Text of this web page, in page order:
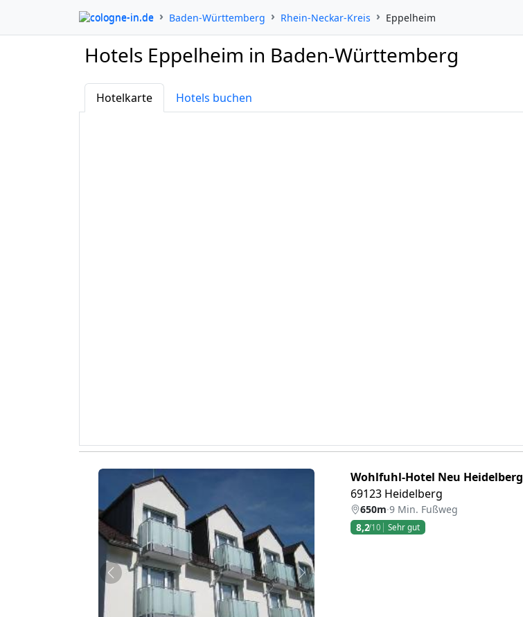
cologne-in.de Baden-Württemberg Rhein-Neckar-Kreis Eppelheim
Hotels Eppelheim in Baden-Württemberg
Hotelkarte Hotels buchen
Zurück Weiter
Wohlfuhl-Hotel Neu Heidelberg
69123 Heidelberg
650m·9 Min. Fußweg
8,2/10 Sehr gut